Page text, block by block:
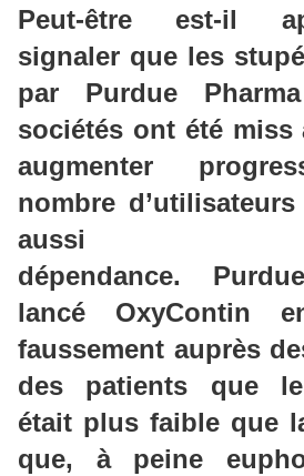
Peut-être est-il
signaler que les
par PurduePharma
sociétés ont été miss
augmenter
nombre
aussi
dépendance. Purdue
lancé OxyContin
faussement auprès
des patients que le
était plus faible que
que, à peine